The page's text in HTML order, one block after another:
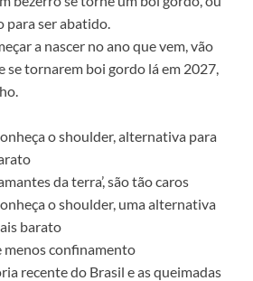
para ser abatido.
a nascer no ano que vem, vão
se tornarem boi gordo lá em 2027,
o shoulder, alternativa para
da terra’, são tão caros
o shoulder, uma alternativa
barato
menos confinamento
recente do Brasil e as queimadas